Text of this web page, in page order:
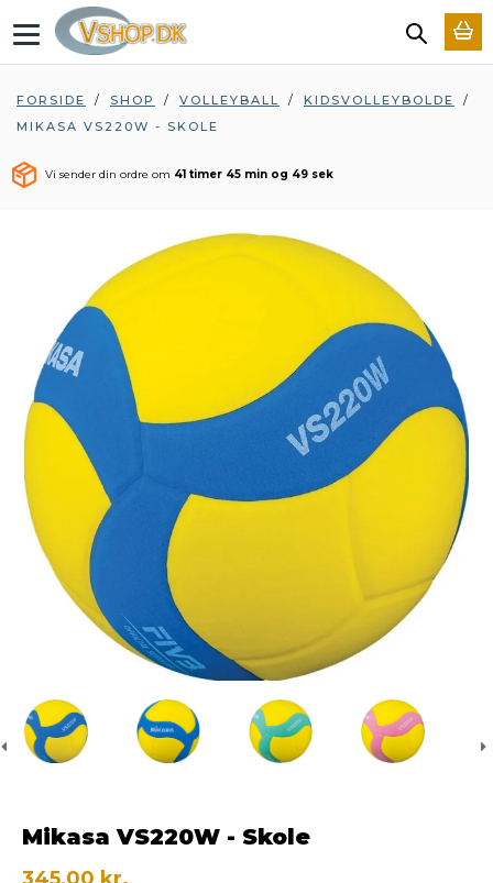
T
g
l
e
a
v
FORSIDE / SHOP / VOLLEYBALL / KIDSVOLLEYBOLDE
/
MIKASA VS220W - SKOLE
Vi sender din ordre om 41 timer 45 min og 48 sek
Mikasa VS220W - Skole